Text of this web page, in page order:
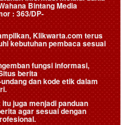
Bintang Media
: 363/DP-
Klikwarta.com terus
kebutuhan pembaca sesuai
fungsi informasi,
berita
dan kode etik dalam
juga menjadi panduan
agar sesuai dengan